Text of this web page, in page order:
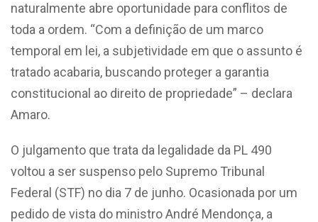
naturalmente abre oportunidade para conflitos de
toda a ordem. “Com a definição de um marco
temporal em lei, a subjetividade em que o assunto é
tratado acabaria, buscando proteger a garantia
constitucional ao direito de propriedade” – declara
Amaro.
O julgamento que trata da legalidade da PL 490
voltou a ser suspenso pelo Supremo Tribunal
Federal (STF) no dia 7 de junho. Ocasionada por um
pedido de vista do ministro André Mendonça, a